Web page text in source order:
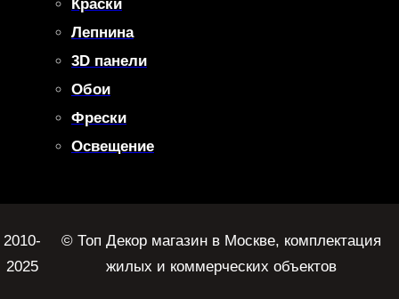
Краски
Лепнина
3D панели
Обои
Фрески
Освещение
2010-
2025
© Топ Декор магазин в Москве, комплектация
жилых и коммерческих объектов